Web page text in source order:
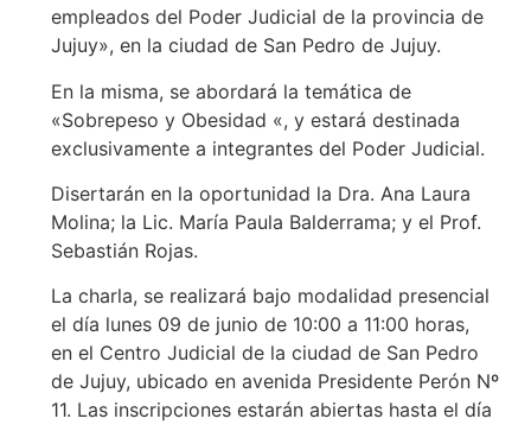
empleados del Poder Judicial de la provincia de
Jujuy», en la ciudad de San Pedro de Jujuy.
En la misma, se abordará la temática de
«Sobrepeso y Obesidad «, y estará destinada
exclusivamente a integrantes del Poder Judicial.
Disertarán en la oportunidad la Dra. Ana Laura
Molina; la Lic. María Paula Balderrama; y el Prof.
Sebastián Rojas.
La charla, se realizará bajo modalidad presencial
el día lunes 09 de junio de 10:00 a 11:00 horas,
en el Centro Judicial de la ciudad de San Pedro
de Jujuy, ubicado en avenida Presidente Perón Nº
11. Las inscripciones estarán abiertas hasta el día